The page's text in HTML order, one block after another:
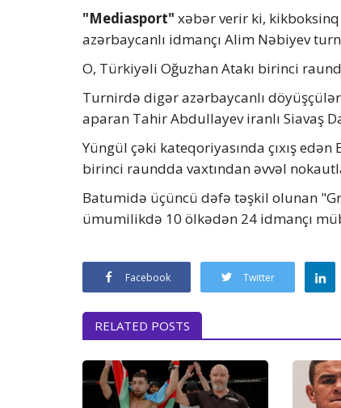
"Mediasport" xəbər verir ki,
azərbaycanlı idmançı Alim Nəbiyev
O, Türkiyəli Oğuzhan Atakı birinci
Turnirdə digər azərbaycanlı
aparan Tahir Abdullayev iranlı Siavaş
Yüngül çəki kateqoriyasında çıxış
birinci raundda vaxtından əvvəl
Batumidə üçüncü dəfə təşkil olunan
ümumilikdə 10 ölkədən 24 idmançı
Facebook Twitter
RELATED POSTS